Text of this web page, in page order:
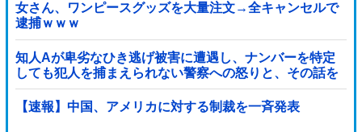
女さん、ワンピースグッズを大量注文→全キャンセルで
逮捕ｗｗｗ
知人Aが卑劣なひき逃げ被害に遭遇し、ナンバーを特定
しても犯人を捕まえられない警察への怒りと、その話を
聞いて「逃げた方が得じゃん」と言い放ったBの神経が
わからん
【速報】中国、アメリカに対する制裁を一斉発表